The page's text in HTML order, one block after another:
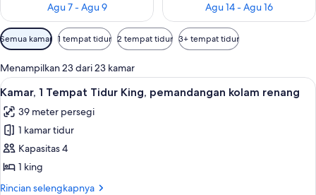
Agu 7 - Agu 9
Agu 14 - Agu 16
Filter
tersedia
untuk
kamar
Semua kamar 1 tempat tidur 2 tempat tidur 3+ tempat tidur
Menampilkan 23 dari 23 kamar
Lihat
semua
foto
untuk
Kamar,
1
Tempat
Seprai premium, bantalan ekstra
7
Kamar, 1 Tempat Tidur King, pemandangan kolam renang
39 meter persegi
1 kamar tidur
Kapasitas 4
1 king
Rincian selengkapnya
Rincian